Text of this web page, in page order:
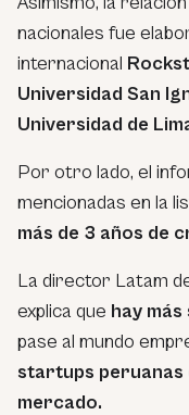
nacionales fue
internacional
Universidad San
Universidad de
Por otro lado, el
mencionadas en la
más de 3 años de
La director Latam
explica que hay
pase al mundo
startups peruanas
mercado.